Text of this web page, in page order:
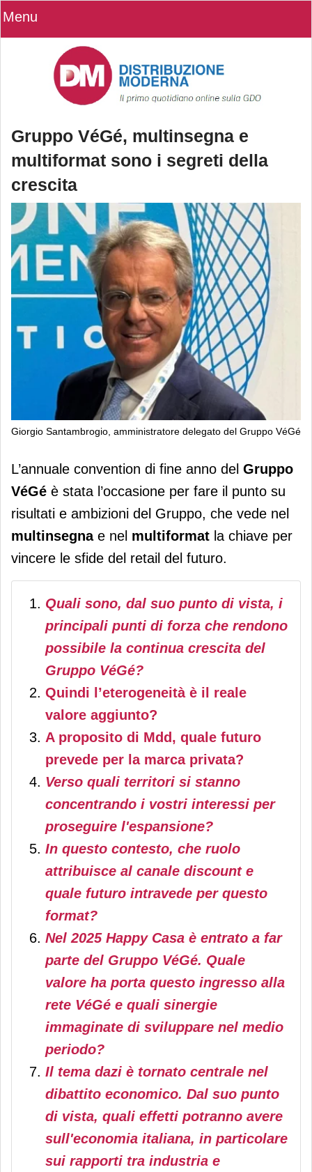
Menu
Gruppo VéGé, multinsegna e
multiformat sono i segreti della
crescita
Giorgio Santambrogio, amministratore delegato del Gruppo VéGé
Gruppo VéGé, multinsegna e
multiformat sono i segreti della
crescita
L’annuale convention di fine anno del Gruppo
VéGé è stata l’occasione per fare il punto su
risultati e ambizioni del Gruppo, che vede nel
multinsegnae nel multiformat la chiave per
vincere le sfide del retail del futuro.
Quali sono, dal suo punto di vista, i
principali punti di forza che rendono
possibile la continua crescita del
Gruppo VéGé?
Quindi l’eterogeneità è il reale
valore aggiunto?
A proposito di Mdd, quale futuro
prevede per la marca privata?
Verso quali territori si stanno
concentrando i vostri interessi per
proseguire l'espansione?
In questo contesto, che ruolo
attribuisce al canale discount e
quale futuro intravede per questo
format?
Nel 2025 Happy Casa è entrato a far
parte del Gruppo VéGé. Quale
valore ha porta questo ingresso alla
rete VéGé e quali sinergie
immaginate di sviluppare nel medio
periodo?
Il tema dazi è tornato centrale nel
dibattito economico. Dal suo punto
di vista, quali effetti potranno avere
sull'economia italiana, in particolare
sui rapporti tra industria e